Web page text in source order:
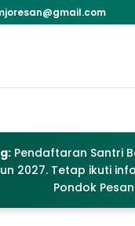
Pendaftaran Santri
2027. Tetap ikuti
Pondok